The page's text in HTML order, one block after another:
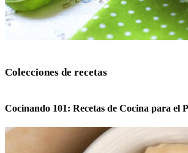
Colecciones de recetas
Cocinando 101: Recetas de Cocina para el